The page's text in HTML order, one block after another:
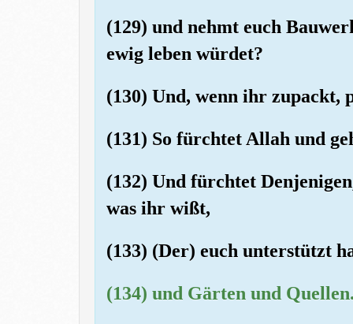
(129) und nehmt euch
ewig leben würdet?
(130) Und, wenn ihr zupackt,
(131) So fürchtet Allah und
(132) Und fürchtet
was ihr wißt,
(133) (Der) euch unterstützt
(134) und Gärten und